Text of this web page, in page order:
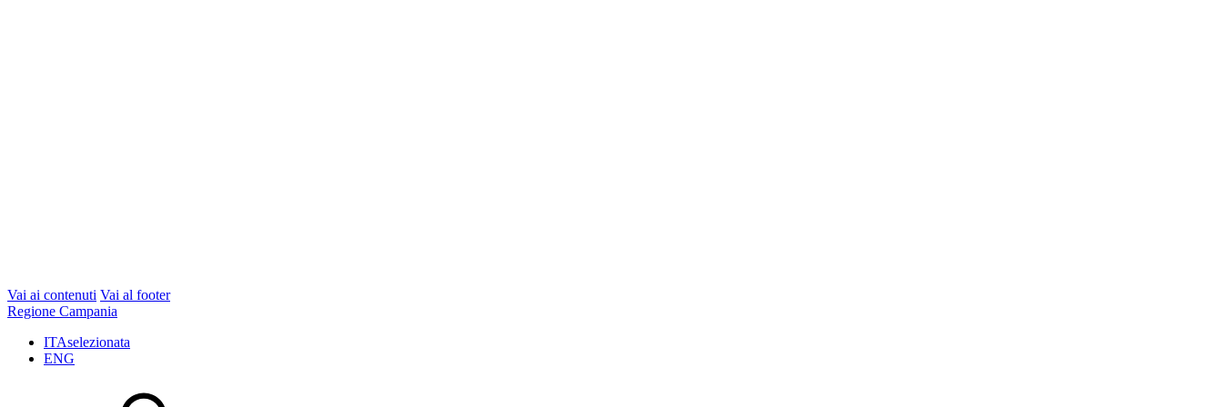
Vai ai contenuti Vai al footer
Regione Campania
ITAselezionata
ENG